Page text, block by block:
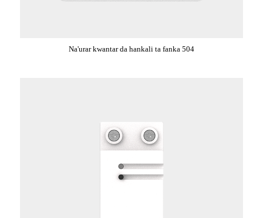
Na'urar kwantar da hankali ta fanka 504